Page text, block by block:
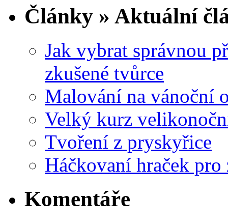
Články » Aktuální
Jak vybrat správnou
zkušené tvůrce
Malování na vánoční
Velký kurz
Tvoření z pryskyřice
Háčkovaní hraček pro
Komentáře